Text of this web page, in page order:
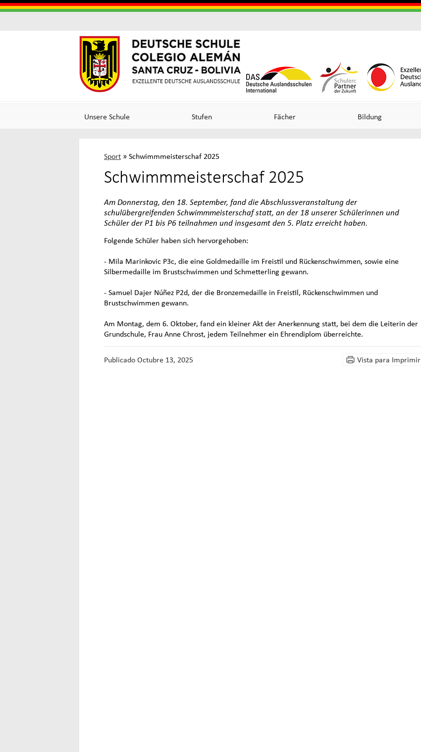
Skip
to
Colegio
Aleman
Cruz
(German)
Colegio
Alemán
Excelencia
Links
Unsere Schule Stufen Fächer Bildung
Sport »Schwimmmeisterschaf 2025
Schwimmmeisterschaf 2025
Am Donnerstag, den 18. September, fand die Abschlussveranstaltung der
schulübergreifenden Schwimmmeisterschaf statt, an der 18 unserer Schülerinnen und
Schüler der P1 bis P6 teilnahmen und insgesamt den 5. Platz erreicht haben.
Folgende Schüler haben sich hervorgehoben:
- Mila Marinkovic P3c, die eine Goldmedaille im Freistil und Rückenschwimmen, sowie eine
Silbermedaille im Brustschwimmen und Schmetterling gewann.
- Samuel Dajer Núñez P2d, der die Bronzemedaille in Freistil, Rückenschwimmen und
Brustschwimmen gewann.
Am Montag, dem 6. Oktober, fand ein kleiner Akt der Anerkennung statt, bei dem die Leiterin der
Grundschule, Frau Anne Chrost, jedem Teilnehmer ein Ehrendiplom überreichte.
PublicadoOctubre 13, 2025 Vista para Imprimir